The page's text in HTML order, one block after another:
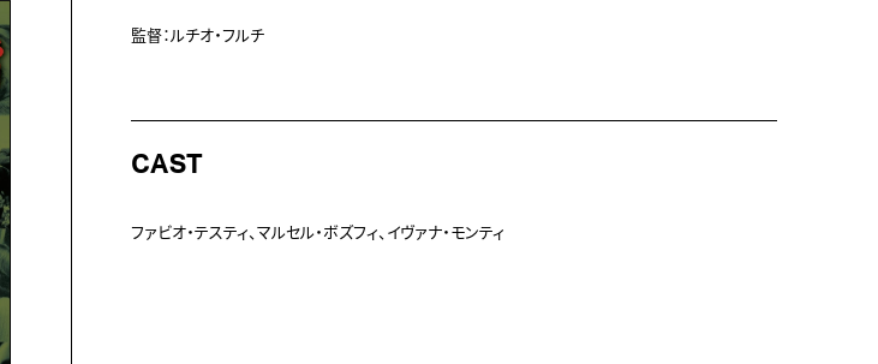
監督：ルチオ・フルチ
CAST
ファビオ・テスティ、マルセル・ボズフィ、イヴァナ・モンティ